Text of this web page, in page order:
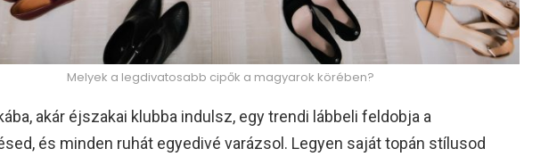
Melyek a legdivatosabb cipők a magyarok körében?
akár éjszakai klubba indulsz, egy trendi lábbeli feldobja a
és minden ruhát egyedivé varázsol. Legyen saját topán stílusod